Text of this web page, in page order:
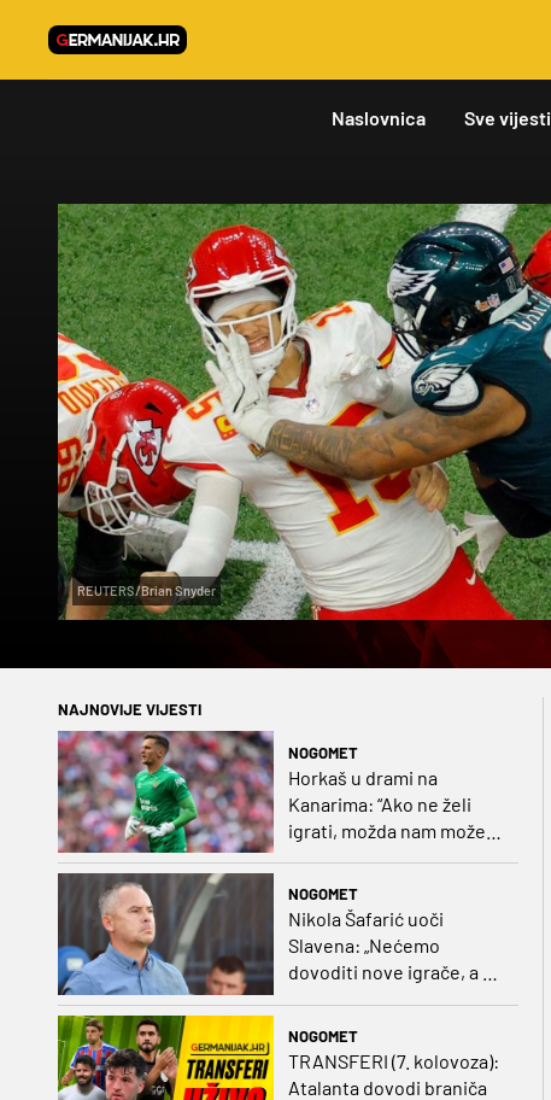
Naslovnica Sve vijesti
REUTERS/Brian Snyder
NAJNOVIJE VIJESTI
NOGOMET
Horkaš u drami na
Kanarima: “Ako ne želi
igrati, možda nam može
NOGOMET
Nikola Šafarić uoči
Slavena: „Nećemo
dovoditi nove igrače, a o
NOGOMET
TRANSFERI (7. kolovoza):
Atalanta dovodi braniča